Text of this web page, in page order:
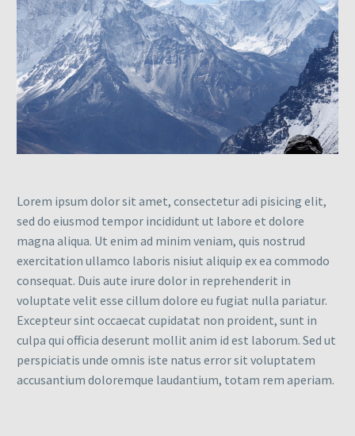
Lorem ipsum dolor sit amet, consectetur adi pisicing elit,
sed do eiusmod tempor incididunt ut labore et dolore
magna aliqua. Ut enim ad minim veniam, quis nostrud
exercitation ullamco laboris nisiut aliquip ex ea commodo
consequat. Duis aute irure dolor in reprehenderit in
voluptate velit esse cillum dolore eu fugiat nulla pariatur.
Excepteur sint occaecat cupidatat non proident, sunt in
culpa qui officia deserunt mollit anim id est laborum. Sed ut
perspiciatis unde omnis iste natus error sit voluptatem
accusantium doloremque laudantium, totam rem aperiam.